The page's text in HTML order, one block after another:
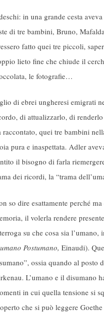
in una grande cesta
di tre bambini, Bruno,
fatto quei tre piccoli,
lieto fine che chiude il
le fotografie…
di ebrei ungheresi emigrati
di attualizzarlo, di
raccontato, quei tre bambini
pura e inaspettata. Adler
il bisogno di farla
dei ricordi, la “trama
so dire esattamente perché
il volerla rendere
su che cosa sia
Postumano, Einaudi).
ossia quando al posto
L’umano e il disumano
in cui quella tensione si
che si può leggere